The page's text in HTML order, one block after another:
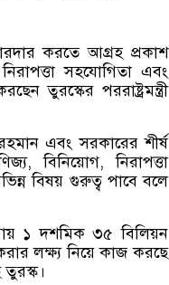
করতে আগ্রহ প্রকাশ
সহযোগিতা এবং
তুরস্কের পররাষ্ট্রমন্ত্রী
এবং সরকারের শীর্ষ
বিনিয়োগ, নিরাপত্তা
বিষয় গুরুত্ব পাবে বলে
১ দশমিক ৩৫ বিলিয়ন
লক্ষ্য নিয়ে কাজ করছে